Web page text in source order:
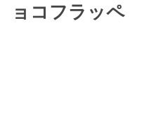
ョコフラッペ